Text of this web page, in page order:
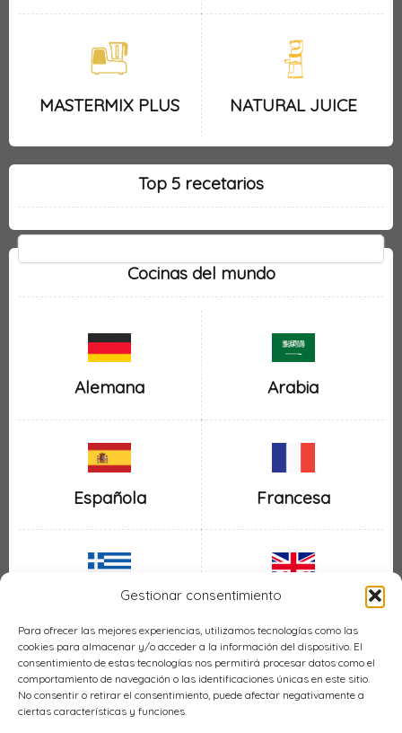
Gestionar consentimiento
Para ofrecer las mejores experiencias, utilizamos tecnologías como las
cookies para almacenar y/o acceder a la información del dispositivo. El
consentimiento de estas tecnologías nos permitirá procesar datos como el
comportamiento de navegación o las identificaciones únicas en este sitio.
No consentir o retirar el consentimiento, puede afectar negativamente a
ciertas características y funciones.
MASTERMIX PLUS NATURAL JUICE
Top 5 recetarios
Cocinas del mundo
Alemana Arabia
Española Francesa
Griega Inglesa
Italiana